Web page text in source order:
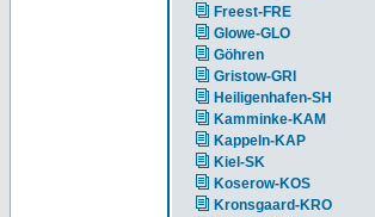
Freest-FRE
Glowe-GLO
Göhren
Gristow-GRI
Heiligenhafen-SH
Kamminke-KAM
Kappeln-KAP
Kiel-SK
Koserow-KOS
Kronsgaard-KRO